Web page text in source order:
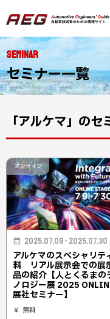
SEMINAR
セミナー一覧
「アルケマ」の
オンライン
2025.07.09 - 2025.07.30
アルケマのスペシャリテ
料 リアル展示会での展
品の紹介【人とくるまの
ノロジー展 2025
展社セミナー】
無料